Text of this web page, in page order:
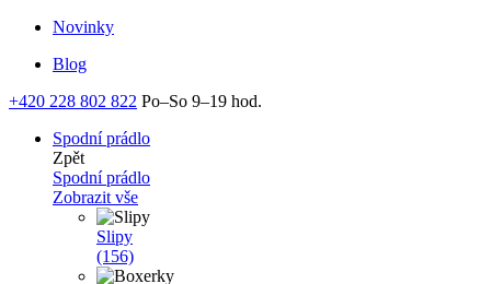
Novinky
Blog
+420 228 802 822 Po–So 9–19 hod.
Spodní prádlo
Zpět
Spodní prádlo
Zobrazit vše
Slipy
(156)